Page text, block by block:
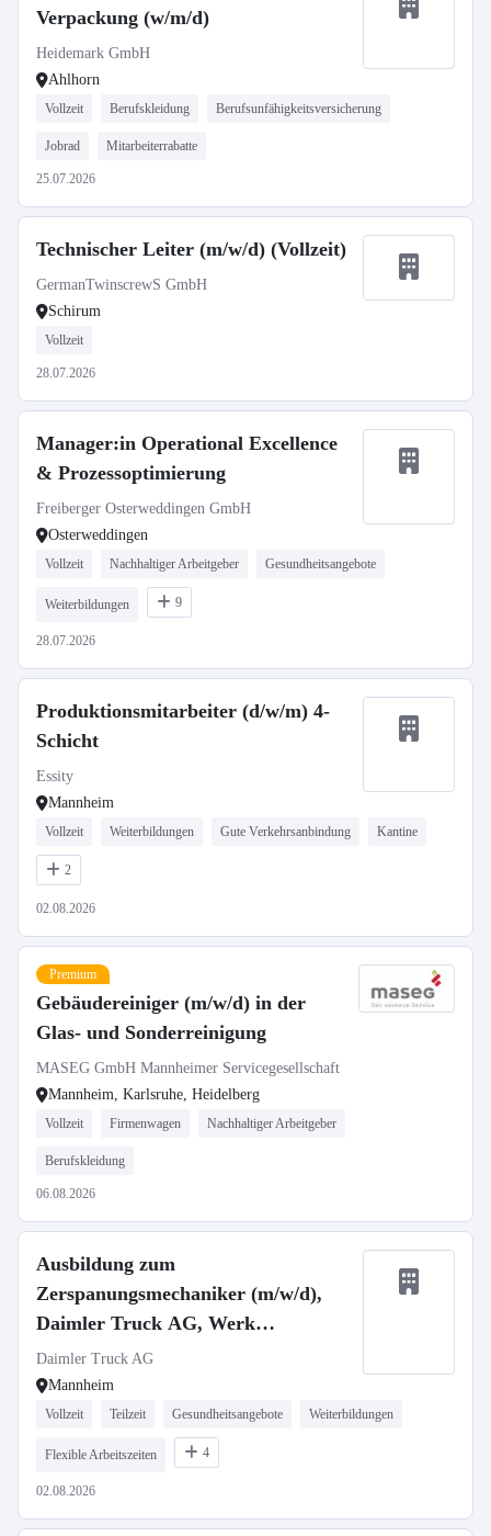
Verpackung (w/m/d)
Heidemark GmbH
Ahlhorn
Vollzeit Berufskleidung Berufsunfähigkeitsversicherung
Jobrad Mitarbeiterrabatte
25.07.2026
Technischer Leiter (m/w/d) (Vollzeit)
GermanTwinscrewS GmbH
Schirum
Vollzeit
28.07.2026
Manager:in Operational Excellence
& Prozessoptimierung
Freiberger Osterweddingen GmbH
Osterweddingen
Vollzeit Nachhaltiger Arbeitgeber Gesundheitsangebote
Weiterbildungen 9
28.07.2026
Produktionsmitarbeiter (d/w/m) 4-
Schicht
Essity
Mannheim
Vollzeit Weiterbildungen Gute Verkehrsanbindung Kantine
2
02.08.2026
Premium
Gebäudereiniger (m/w/d) in der
Glas- und Sonderreinigung
MASEG GmbH Mannheimer Servicegesellschaft
Mannheim, Karlsruhe, Heidelberg
Vollzeit Firmenwagen Nachhaltiger Arbeitgeber
Berufskleidung
06.08.2026
Ausbildung zum
Zerspanungsmechaniker (m/w/d),
Daimler Truck AG, Werk
Mannheim, Ausbildungsbeginn
13.09.2027
Daimler Truck AG
Mannheim
Vollzeit Teilzeit Gesundheitsangebote Weiterbildungen
Flexible Arbeitszeiten 4
02.08.2026